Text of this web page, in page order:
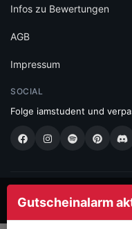
Gutscheinalarm
Infos zu Bewertungen
AGB
Impressum
SOCIAL
Folge iamstudent und
© 2026 High Five